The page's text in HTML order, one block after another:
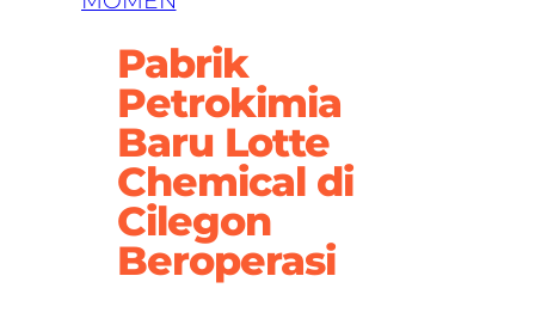
Pabrik
Petrokimia
Baru Lotte
Chemical di
Cilegon
Beroperasi